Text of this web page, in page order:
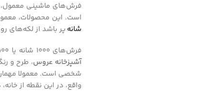
فرش‌های ماشینی معمول،
است. این محصولات،
شانه پر باشد از
فرش‌های 1000 شانه یا 1500 شانه، با هدف استفاده در آشپزخانه و محیط‌هایی که در معرض آلودگی هستند، تولید نشده‌اند. اما برعکس، برای تولید
آشپزخانه عروس، طرح و
شخصی است. معمولا
واقع، در این نقطه از